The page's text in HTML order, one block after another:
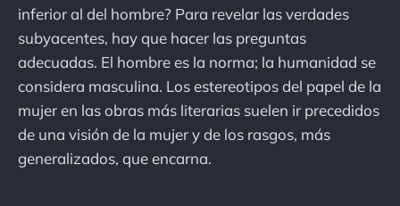
inferior al del hombre? Para revelar las verdades
subyacentes, hay que hacer las preguntas
adecuadas. El hombre es la norma; la humanidad se
considera masculina. Los estereotipos del papel de la
mujer en las obras más literarias suelen ir precedidos
de una visión de la mujer y de los rasgos, más
generalizados, que encarna.